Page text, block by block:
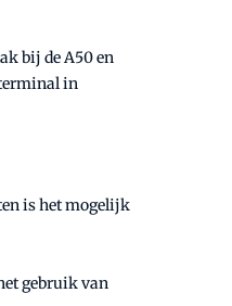
bij de A50 en
in
is het mogelijk
gebruik van